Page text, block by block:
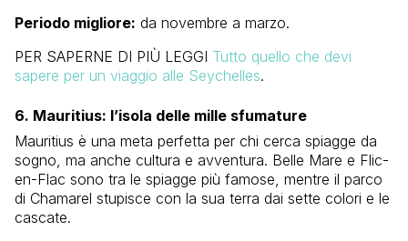
Periodo migliore: da novembre a marzo.
PER SAPERNE DI PIÙ LEGGI Tutto quello che devi
sapere per un viaggio alle Seychelles.
6. Mauritius: l’isola delle mille sfumature
Mauritius è una meta perfetta per chi cerca spiagge da
sogno, ma anche cultura e avventura. Belle Mare e Flic-
en-Flac sono tra le spiagge più famose, mentre il parco
di Chamarel stupisce con la sua terra dai sette colori e le
cascate.